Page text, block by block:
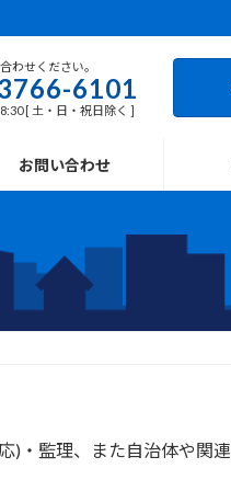
わせください。
6101
[ 土・日・祝日除く ]
お問い合わせ
)・監理、また自治体や関